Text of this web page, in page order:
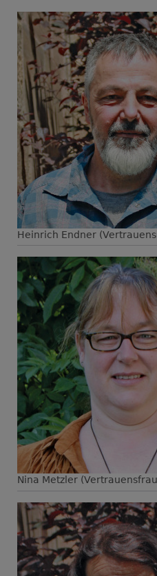
Heinrich Endner
Nina Metzler